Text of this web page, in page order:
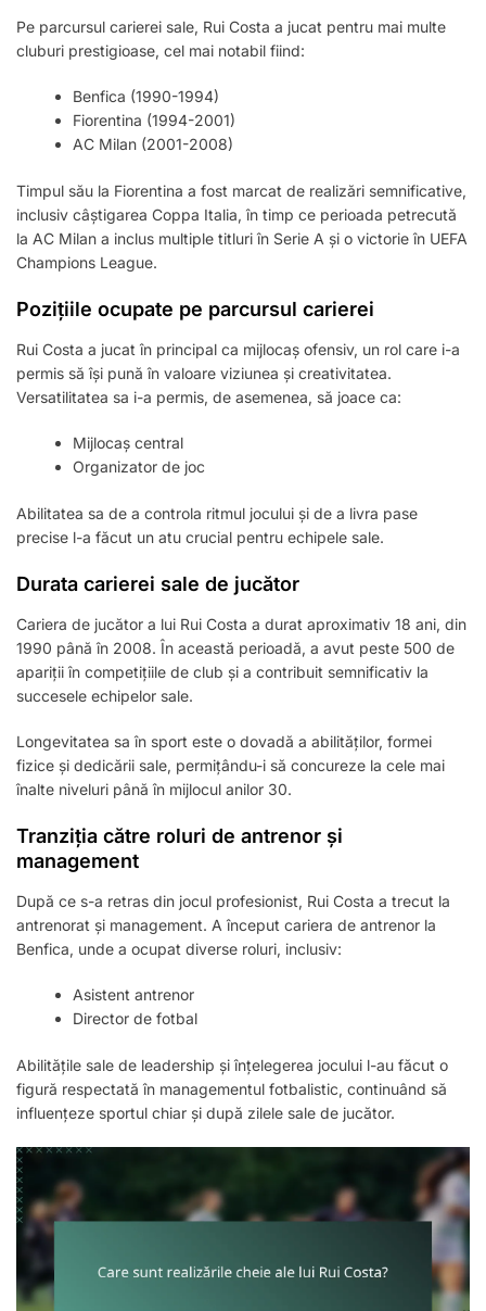
Pe parcursul carierei sale, Rui Costa a jucat pentru mai multe
cluburi prestigioase, cel mai notabil fiind:
Benfica (1990-1994)
Fiorentina (1994-2001)
AC Milan (2001-2008)
Timpul său la Fiorentina a fost marcat de realizări semnificative,
inclusiv câștigarea Coppa Italia, în timp ce perioada petrecută
la AC Milan a inclus multiple titluri în Serie A și o victorie în UEFA
Champions League.
Pozițiile ocupate pe parcursul carierei
Rui Costa a jucat în principal ca mijlocaș ofensiv, un rol care i-a
permis să își pună în valoare viziunea și creativitatea.
Versatilitatea sa i-a permis, de asemenea, să joace ca:
Mijlocaș central
Organizator de joc
Abilitatea sa de a controla ritmul jocului și de a livra pase
precise l-a făcut un atu crucial pentru echipele sale.
Durata carierei sale de jucător
Cariera de jucător a lui Rui Costa a durat aproximativ 18 ani, din
1990 până în 2008. În această perioadă, a avut peste 500 de
apariții în competițiile de club și a contribuit semnificativ la
succesele echipelor sale.
Longevitatea sa în sport este o dovadă a abilităților, formei
fizice și dedicării sale, permițându-i să concureze la cele mai
înalte niveluri până în mijlocul anilor 30.
Tranziția către roluri de antrenor și
management
După ce s-a retras din jocul profesionist, Rui Costa a trecut la
antrenorat și management. A început cariera de antrenor la
Benfica, unde a ocupat diverse roluri, inclusiv:
Asistent antrenor
Director de fotbal
Abilitățile sale de leadership și înțelegerea jocului l-au făcut o
figură respectată în managementul fotbalistic, continuând să
influențeze sportul chiar și după zilele sale de jucător.